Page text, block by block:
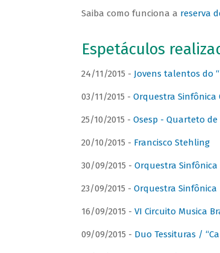
Saiba como funciona a reserva
Espetáculos
24/11/2015 - Jovens talentos do
03/11/2015 - Orquestra Sinfônica
25/10/2015 - Osesp - Quarteto de
20/10/2015 - Francisco Stehling
30/09/2015 - Orquestra Sinfônica
23/09/2015 - Orquestra
16/09/2015 - VI Circuito Musica
09/09/2015 - Duo Tessituras /